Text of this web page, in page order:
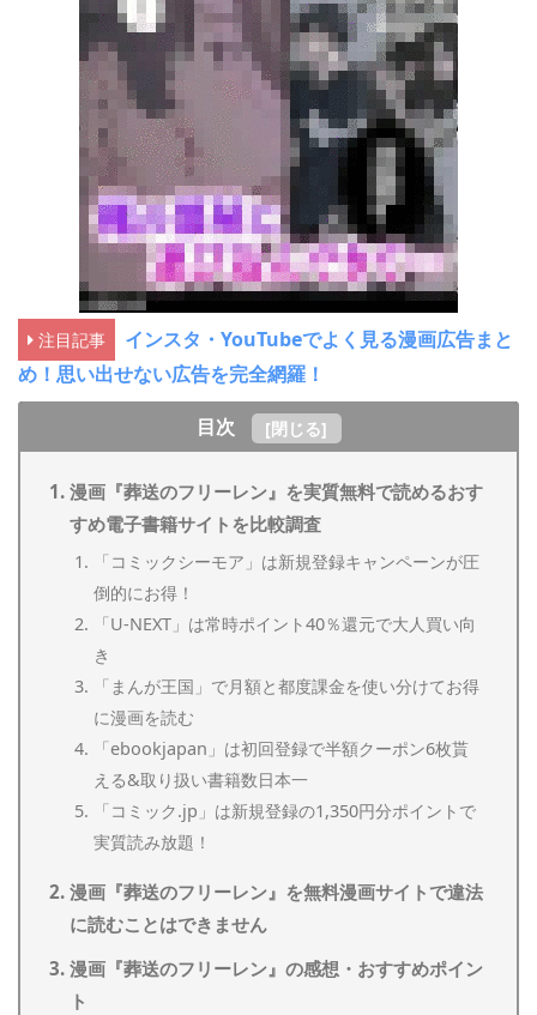
注目記事
インスタ・YouTubeでよく見る漫画広告まと
め！思い出せない広告を完全網羅！
目次
[閉じる]
漫画『葬送のフリーレン』を実質無料で読めるおす
すめ電子書籍サイトを比較調査
「コミックシーモア」は新規登録キャンペーンが圧
倒的にお得！
「U-NEXT」は常時ポイント40％還元で大人買い向
き
「まんが王国」で月額と都度課金を使い分けてお得
に漫画を読む
「ebookjapan」は初回登録で半額クーポン6枚貰
える&取り扱い書籍数日本一
「コミック.jp」は新規登録の1,350円分ポイントで
実質読み放題！
漫画『葬送のフリーレン』を無料漫画サイトで違法
に読むことはできません
漫画『葬送のフリーレン』の感想・おすすめポイン
ト